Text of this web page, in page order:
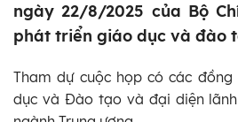
ngày 22/8/2025 của Bộ
phát triển giáo dục và đào
Tham dự cuộc họp có các
dục và Đào tạo và đại diện